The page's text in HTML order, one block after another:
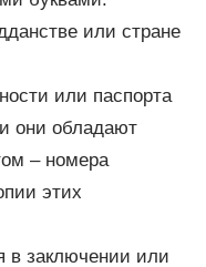
или стране
или паспорта
они обладают
– номера
этих
в заключении или